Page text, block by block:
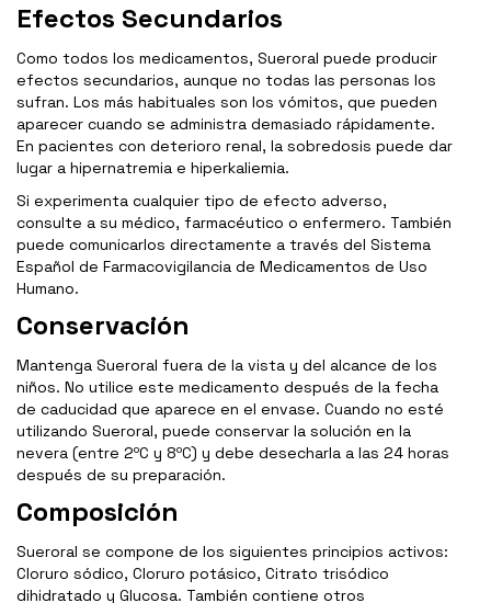
Efectos Secundarios
Como todos los medicamentos, Sueroral puede producir
efectos secundarios, aunque no todas las personas los
sufran. Los más habituales son los vómitos, que pueden
aparecer cuando se administra demasiado rápidamente.
En pacientes con deterioro renal, la sobredosis puede dar
lugar a hipernatremia e hiperkaliemia.
Si experimenta cualquier tipo de efecto adverso,
consulte a su médico, farmacéutico o enfermero. También
puede comunicarlos directamente a través del Sistema
Español de Farmacovigilancia de Medicamentos de Uso
Humano.
Conservación
Mantenga Sueroral fuera de la vista y del alcance de los
niños. No utilice este medicamento después de la fecha
de caducidad que aparece en el envase. Cuando no esté
utilizando Sueroral, puede conservar la solución en la
nevera (entre 2ºC y 8ºC) y debe desecharla a las 24 horas
después de su preparación.
Composición
Sueroral se compone de los siguientes principios activos:
Cloruro sódico, Cloruro potásico, Citrato trisódico
dihidratado y Glucosa. También contiene otros